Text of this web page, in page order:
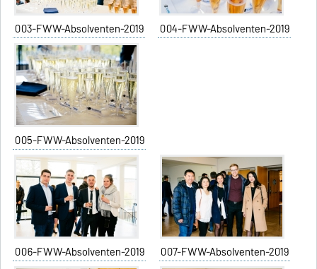
003-FWW-Absolventen-2019 004-FWW-Absolventen-2019
005-FWW-Absolventen-2019
006-FWW-Absolventen-2019 007-FWW-Absolventen-2019